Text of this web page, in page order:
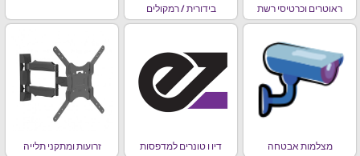
ראוטרים וכרטיסי רשת בידורית / רמקולים
מצלמות אבטחה דיו ו טונרים למדפסות זרועות ומתקני תלייה